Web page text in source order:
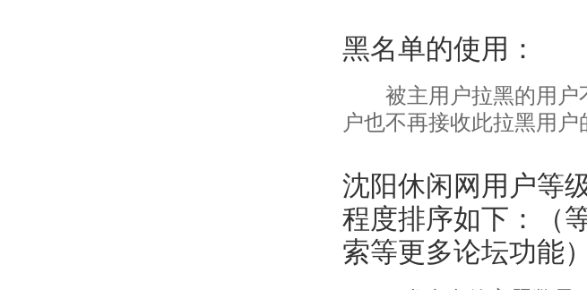
黑名单的使用：
被主用户拉黑的用
户也不再接收此拉黑用户
沈阳休闲网用户等
程度排序如下：（
索等更多论坛功能）